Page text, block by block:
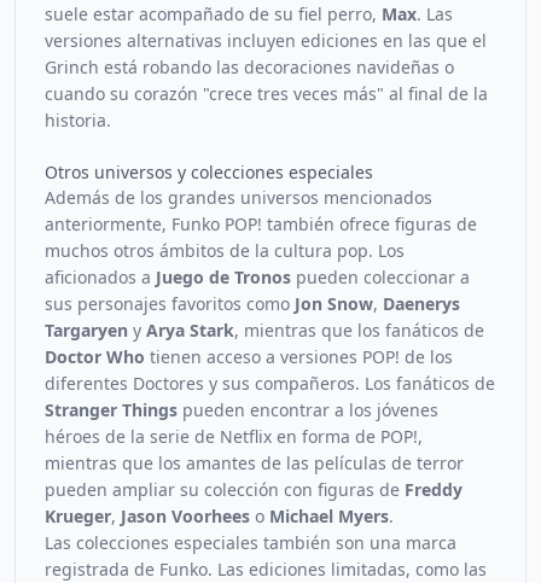
suele estar acompañado de su fiel perro, Max. Las
versiones alternativas incluyen ediciones en las que el
Grinch está robando las decoraciones navideñas o
cuando su corazón "crece tres veces más" al final de la
historia.
Otros universos y colecciones especiales
Además de los grandes universos mencionados
anteriormente, Funko POP! también ofrece figuras de
muchos otros ámbitos de la cultura pop. Los
aficionados a Juego de Tronos pueden coleccionar a
sus personajes favoritos como Jon Snow, Daenerys
Targaryen y Arya Stark, mientras que los fanáticos de
Doctor Who tienen acceso a versiones POP! de los
diferentes Doctores y sus compañeros. Los fanáticos de
Stranger Things pueden encontrar a los jóvenes
héroes de la serie de Netflix en forma de POP!,
mientras que los amantes de las películas de terror
pueden ampliar su colección con figuras de Freddy
Krueger, Jason Voorhees o Michael Myers.
Las colecciones especiales también son una marca
registrada de Funko. Las ediciones limitadas, como las